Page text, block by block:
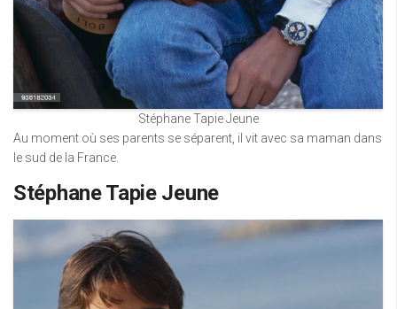
Stéphane Tapie Jeune
Au moment où ses parents se séparent, il vit avec sa maman dans
le sud de la France.
Stéphane Tapie Jeune